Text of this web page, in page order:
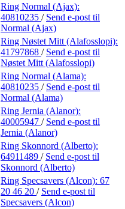
Ring Normal (Ajax):
40810235 / Send e-post til
Normal (Ajax)
Ring Nøstet Mitt (Alafosslopi):
41797868 / Send e-post til
Nøstet Mitt (Alafosslopi)
Ring Normal (Alama):
40810235 / Send e-post til
Normal (Alama)
Ring Jernia (Alanor):
40005947 / Send e-post til
Jernia (Alanor)
Ring Skonnord (Alberto):
64911489 / Send e-post til
Skonnord (Alberto)
Ring Specsavers (Alcon): 67
20 46 20 / Send e-post til
Specsavers (Alcon)